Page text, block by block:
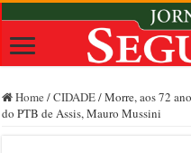
Home /CIDADE/Morre, aos 72
do PTB de Assis, Mauro Mussini